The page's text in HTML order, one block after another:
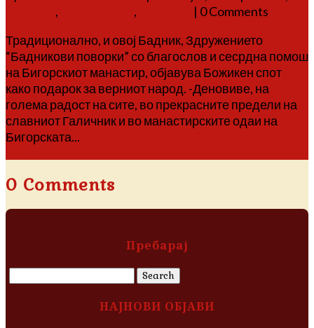
, ,
| 0 Comments
Традиционално, и овој Бадник, Здружението
“Бадникови поворки” со благослов и сесрдна помош
на Бигорскиот манастир, објавува Божикен спот
како подарок за верниот народ. -Деновиве, на
голема радост на сите, во прекрасните предели на
славниот Галичник и во манастирските одаи на
Бигорската...
0 Comments
Пребарај
for:
НАЈНОВИ ОБЈАВИ